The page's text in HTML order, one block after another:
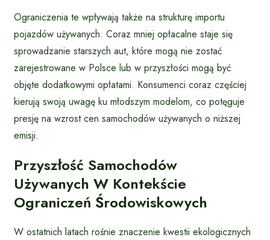
Ograniczenia te wpływają także na strukturę importu
pojazdów używanych. Coraz mniej opłacalne staje się
sprowadzanie starszych aut, które mogą nie zostać
zarejestrowane w Polsce lub w przyszłości mogą być
objęte dodatkowymi opłatami. Konsumenci coraz częściej
kierują swoją uwagę ku młodszym modelom, co potęguje
presję na wzrost cen samochodów używanych o niższej
emisji.
Przyszłość Samochodów
Używanych W Kontekście
Ograniczeń Środowiskowych
W ostatnich latach rośnie znaczenie kwestii ekologicznych